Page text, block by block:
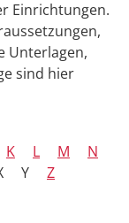
Einrichtungen.
Unterlagen,
sind hier
K L M
N
Y Z